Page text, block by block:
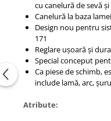
cu canelură de sevă
Canelură la baza
Design nou pentru
171
Reglare ușoară și
Special conceput
Ca piese de schimb,
include lamă, arc,
Atribute: